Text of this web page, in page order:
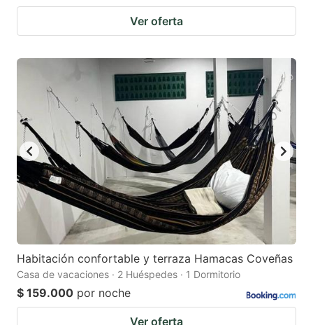
Ver oferta
Habitación confortable y terraza Hamacas Coveñas
Casa de vacaciones · 2 Huéspedes · 1 Dormitorio
$ 159.000 por noche
Ver oferta